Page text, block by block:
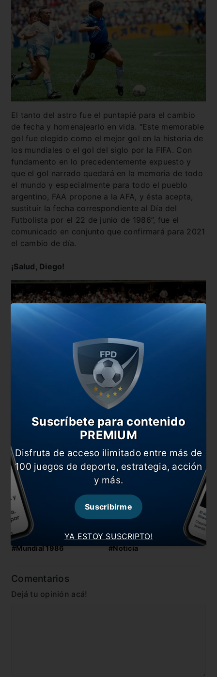
El tanto del astro fue el puntapié para el cambio
de fecha y homenajearlo en vida. “Este memorable
gol fue elegido como el mejor gol en la historia de
los mundiales o el gol del siglo por la FIFA. Con
fundamento en lo precedentemente expuesto y
que el gol narrado quedará en la memoria de todo
el mundo y especialmente para todo el pueblo
argentino, FAA propone a la AFA, y ésta acepta,
sustituir la fecha correspondiente al Día del
Futbolista por el 22 de junio de 1986”, fue el
comunicado en conjunto que confirmará para 2021
el cambio de día.
¡Salud, Diego!
También te puede interesar
Cambios en las juveniles
Nápoli también saludó a Boca
Encuentro entre Tapia y Maradona en La Plata
Tapia: “Maradona demostró lo hombre que es”
En esta nota:
#AFA #Agremiados
#Día del Futbolista
#Mundial 1986 #Noticia
Comentarios
Dejá tu opinión acá!
YA ESTOY SUSCRIPTO!
Suscríbete para contenido
PREMIUM
Disfruta de acceso ilimitado entre más de
100 juegos de deporte, estrategia, acción
y más.
Suscribirme